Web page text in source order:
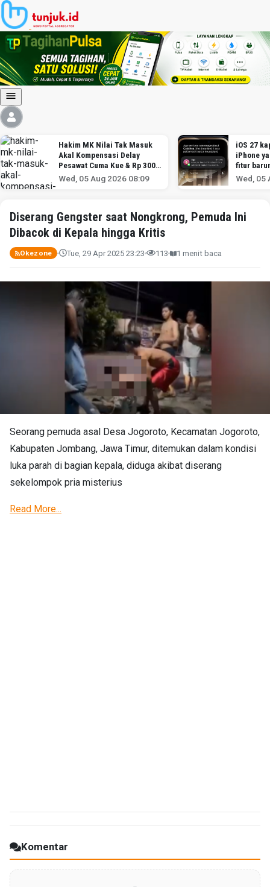
Hakim MK Nilai Tak Masuk
Akal Kompensasi Delay
Pesawat Cuma Kue & Rp 300
Ribu
Wed, 05 Aug 2026 08:09
iOS 27
iPhone
fitur
Wed, 05
Diserang Gengster saat Nongkrong, Pemuda Ini
Dibacok di Kepala hingga Kritis
Okezone Tue, 29 Apr 2025 23:23 113 1 menit baca
Seorang pemuda asal Desa Jogoroto, Kecamatan Jogoroto,
Kabupaten Jombang, Jawa Timur, ditemukan dalam kondisi
luka parah di bagian kepala, diduga akibat diserang
sekelompok pria misterius
Read More...
Komentar